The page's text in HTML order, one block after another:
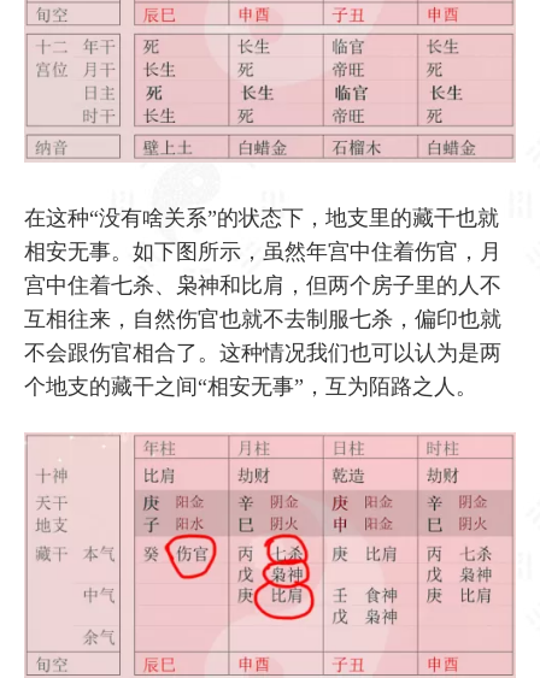
在这种“没有啥关系”的状态下，地支里的藏干也就
相安无事。如下图所示，虽然年宫中住着伤官，月
宫中住着七杀、枭神和比肩，但两个房子里的人不
互相往来，自然伤官也就不去制服七杀，偏印也就
不会跟伤官相合了。这种情况我们也可以认为是两
个地支的藏干之间“相安无事”，互为陌路之人。